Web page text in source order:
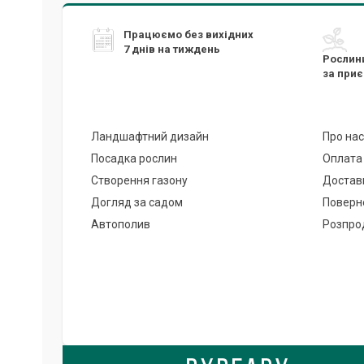
Працюємо без вихідних
7 днів на тиждень
за
Ландшафтний дизайн
Посадка рослин
Створення газону
Догляд за садом
Автополив
Про нас
Оплата